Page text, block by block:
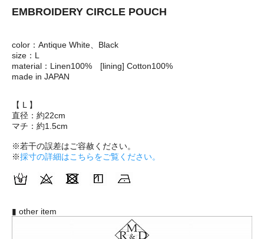
EMBROIDERY CIRCLE POUCH
color：Antique White、Black
size：L
material：Linen100% [lining] Cotton100%
made in JAPAN
【 L 】
直径：約22cm
マチ：約1.5cm
※若干の誤差はご容赦ください。
※採寸の詳細はこちらをご覧ください。
▮ other item